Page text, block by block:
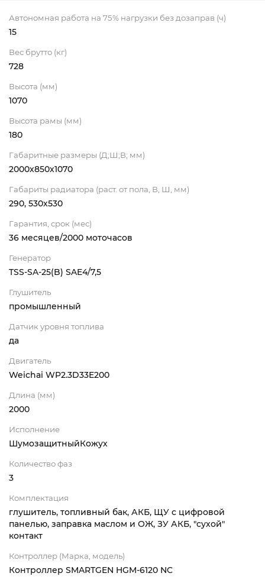
Автономная работа на 75% нагрузки без дозаправ (ч)
15
Вес брутто (кг)
728
Высота (мм)
1070
Высота рамы (мм)
180
Габаритные размеры (Д;Ш;В; мм)
2000х850х1070
Габариты радиатора (раст. от пола, В, Ш, мм)
290, 530х530
Гарантия, срок (мес)
36 месяцев/2000 моточасов
Генератор
TSS-SA-25(B) SAE4/7,5
Глушитель
промышленный
Датчик уровня топлива
да
Двигатель
Weichai WP2.3D33E200
Длина (мм)
2000
Исполнение
ШумозащитныйКожух
Количество фаз
3
Комплектация
глушитель, топливный бак, АКБ, ЩУ с цифровой
панелью, заправка маслом и ОЖ, ЗУ АКБ, "сухой"
контакт
Контроллер (Марка, модель)
Контроллер SMARTGEN HGM-6120 NC